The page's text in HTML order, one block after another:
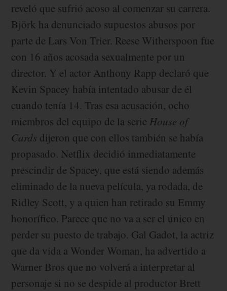
reveló que sufrió acoso al comenzar su carrera.
Björk ha denunciado supuestos abusos por
parte de Lars Von Trier. Reese Witherspoon fue
con 16 años acosada sexualmente por un
director. Y el actor Anthony Rapp declaró que
Kevin Spacey había intentado abusar de él
cuando tenía 14. Tras esa acusación, ocho
miembros del equipo de la serie House of
Cards dijeron que con ellos también se había
propasado. Netflix decidió inmediatamente
prescindir de Spacey, que está siendo además
eliminado de la nueva película, ya rodada, de
Ridley Scott, y a quien han retirado su Emmy
honorífico. Parece que no va a ser el único en
perder su puesto de trabajo. Gal Gadot, la actriz
que da vida a Wonder Woman, ha advertido a
Warner Bros que no volverá a interpretar al
personaje si no se despide al productor Brett